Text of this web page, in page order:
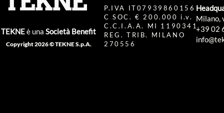
TEKNEè una Società Benefit
Copyright 2026 © TEKNE S.p.A.
P.IVA IT07939860156
C SOC. € 200.000 i.v.
C.C.I.A.A. MI 1190341
REG. TRIB. MILANO
270556
Milano,
+39 02